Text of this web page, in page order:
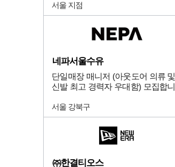
서울 지점
네파서울수유
단일매장 매니저 (아웃도어 의류 및
신발 최고 경력자 우대함) 모집합니
서울 강북구
㈜한결티오스